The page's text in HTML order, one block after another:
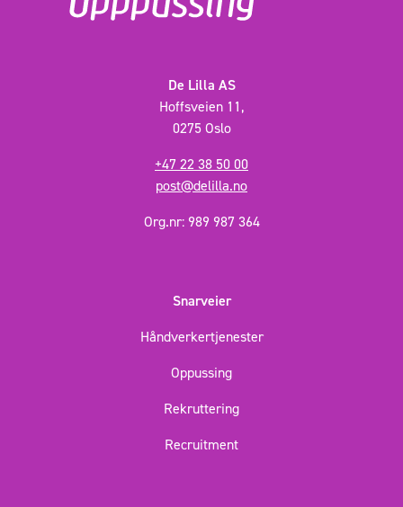
De Lilla AS
Hoffsveien 11,
0275 Oslo
+47 22 38 50 00
post@delilla.no
Org.nr: 989 987 364
Snarveier
Håndverkertjenester
Oppussing
Rekruttering
Recruitment